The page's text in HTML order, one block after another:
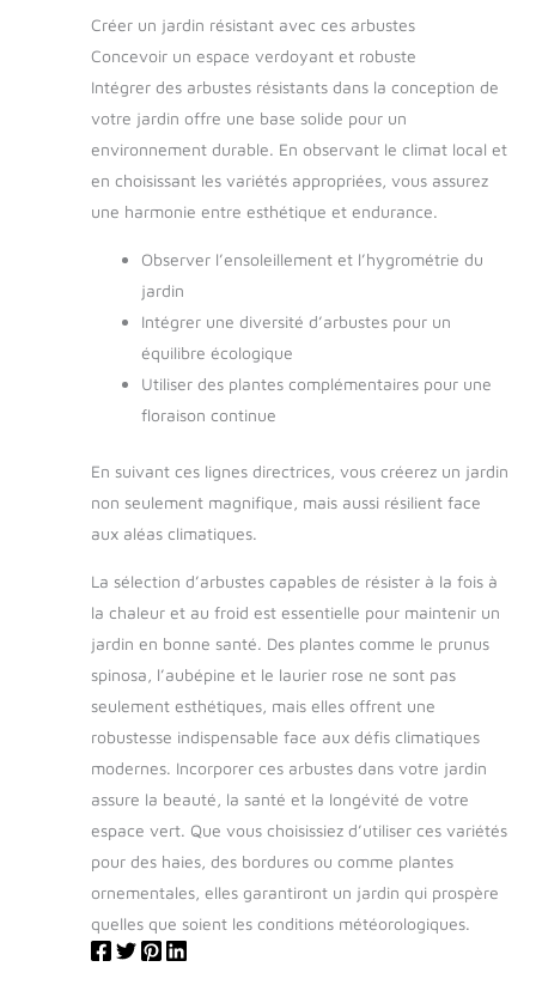
Créer un jardin résistant avec ces arbustes
Concevoir un espace verdoyant et robuste
Intégrer des arbustes résistants dans la conception de
votre jardin offre une base solide pour un
environnement durable. En observant le climat local et
en choisissant les variétés appropriées, vous assurez
une harmonie entre esthétique et endurance.
Observer l’ensoleillement et l’hygrométrie du
jardin
Intégrer une diversité d’arbustes pour un
équilibre écologique
Utiliser des plantes complémentaires pour une
floraison continue
En suivant ces lignes directrices, vous créerez un jardin
non seulement magnifique, mais aussi résilient face
aux aléas climatiques.
La sélection d’arbustes capables de résister à la fois à
la chaleur et au froid est essentielle pour maintenir un
jardin en bonne santé. Des plantes comme le prunus
spinosa, l’aubépine et le laurier rose ne sont pas
seulement esthétiques, mais elles offrent une
robustesse indispensable face aux défis climatiques
modernes. Incorporer ces arbustes dans votre jardin
assure la beauté, la santé et la longévité de votre
espace vert. Que vous choisissiez d’utiliser ces variétés
pour des haies, des bordures ou comme plantes
ornementales, elles garantiront un jardin qui prospère
quelles que soient les conditions météorologiques.